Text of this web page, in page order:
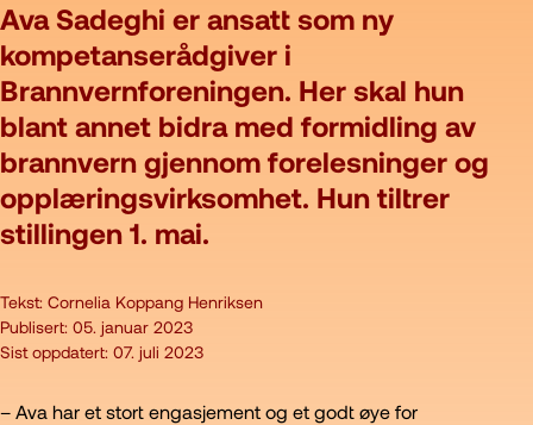
Ava Sadeghi er ansatt som ny
kompetanserådgiver i
Brannvernforeningen. Her skal hun
blant annet bidra med formidling av
brannvern gjennom forelesninger og
opplæringsvirksomhet. Hun tiltrer
stillingen 1. mai.
Tekst: Cornelia Koppang Henriksen
Publisert: 05. januar 2023
Sist oppdatert: 07. juli 2023
– Ava har et stort engasjement og et godt øye for